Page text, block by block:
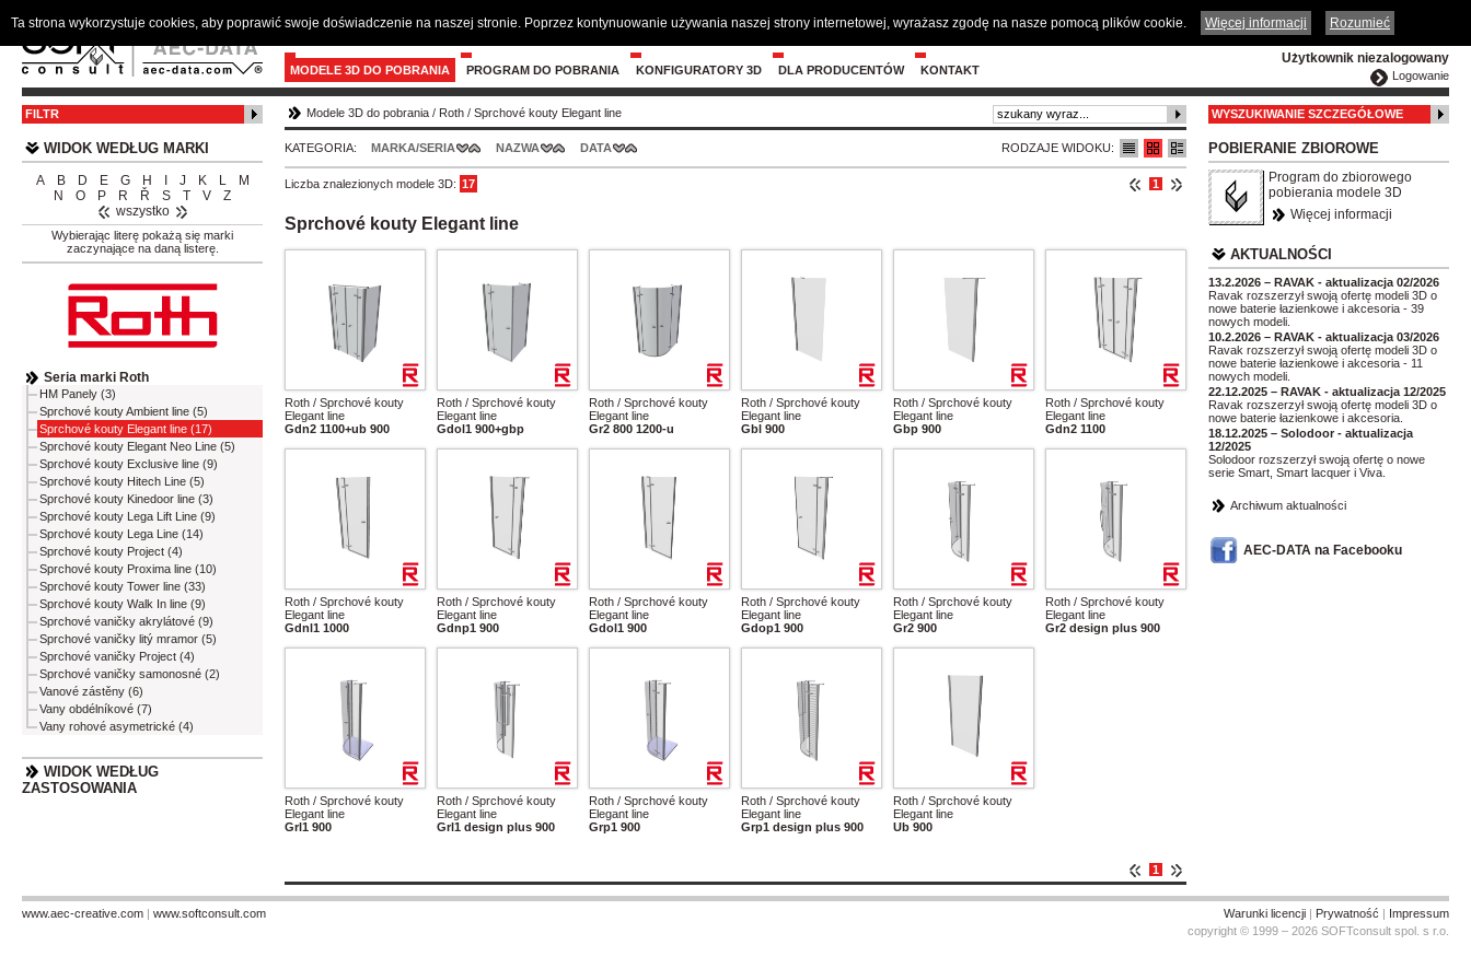
ČESKY ENGLISH DEUTSCH
Użytkownik niezalogowany
Logowanie
MODELE 3D DO POBRANIA PROGRAM DO POBRANIA KONFIGURATORY 3D DLA PRODUCENTÓW KONTAKT
FILTR
WIDOK WEDŁUG MARKI
A B D E G H J K L
M
N
O P R Ř S T V
Z
wszystko
Wybierając literę pokażą się marki
zaczynające na daną listerę.
Seria marki Roth
HM Panely (3)
Sprchové kouty Ambient line (5)
Sprchové kouty Elegant line (17)
Sprchové kouty Elegant Neo Line (5)
Sprchové kouty Exclusive line (9)
Sprchové kouty Hitech Line (5)
Sprchové kouty Kinedoor line (3)
Sprchové kouty Lega Lift Line (9)
Sprchové kouty Lega Line (14)
Sprchové kouty Project (4)
Sprchové kouty Proxima line (10)
Sprchové kouty Tower line (33)
Sprchové kouty Walk In line (9)
Sprchové vaničky akrylátové (9)
Sprchové vaničky litý mramor (5)
Sprchové vaničky Project (4)
Sprchové vaničky samonosné (2)
Vanové zástěny (6)
Vany obdélníkové (7)
Vany rohové asymetrické (4)
WIDOK WEDŁUG
ZASTOSOWANIA
Modele 3D do pobrania / Roth / Sprchové kouty Elegant line
RODZAJE WIDOKU:
KATEGORIA: MARKA/SERIA NAZWA DATA
1
Liczba znalezionych modele 3D: 17
Sprchové kouty Elegant line
Roth / Sprchové kouty
Elegant line
Gdn2 1100+ub 900
Roth / Sprchové kouty
Elegant line
Gdol1 900+gbp
Roth / Sprchové kouty
Elegant line
Gr2 800 1200-u
Roth / Sprchové kouty
Elegant line
Gbl 900
Roth / Sprchové kouty
Elegant line
Gbp 900
Roth / Sprchové kouty
Elegant line
Gdn2 1100
Roth / Sprchové kouty
Elegant line
Gdnl1 1000
Roth / Sprchové kouty
Elegant line
Gdnp1 900
Roth / Sprchové kouty
Elegant line
Gdol1 900
Roth / Sprchové kouty
Elegant line
Gdop1 900
Roth / Sprchové kouty
Elegant line
Gr2 900
Roth / Sprchové kouty
Elegant line
Gr2 design plus 900
Roth / Sprchové kouty
Elegant line
Grl1 900
Roth / Sprchové kouty
Elegant line
Grl1 design plus 900
Roth / Sprchové kouty
Elegant line
Grp1 900
Roth / Sprchové kouty
Elegant line
Grp1 design plus 900
Roth / Sprchové kouty
Elegant line
Ub 900
1
WYSZUKIWANIE SZCZEGÓŁOWE
POBIERANIE ZBIOROWE
Program do zbiorowego
pobierania modele 3D
Więcej informacji
AKTUALNOŚCI
13.2.2026 – RAVAK - aktualizacja 02/2026
Ravak rozszerzył swoją ofertę modeli 3D o
nowe baterie łazienkowe i akcesoria - 39
nowych modeli.
10.2.2026 – RAVAK - aktualizacja 03/2026
Ravak rozszerzył swoją ofertę modeli 3D o
nowe baterie łazienkowe i akcesoria - 11
nowych modeli.
22.12.2025 – RAVAK - aktualizacja 12/2025
Ravak rozszerzył swoją ofertę modeli 3D o
nowe baterie łazienkowe i akcesoria.
18.12.2025 – Solodoor - aktualizacja
12/2025
Solodoor rozszerzył swoją ofertę o nowe
serie Smart, Smart lacquer i Viva.
Archiwum aktualności
AEC-DATA na Facebooku
Warunki licencji | Prywatność | Impressum
copyright © 1999 – 2026 SOFTconsult spol. s r.o.
www.aec-creative.com | www.softconsult.com
Ta strona wykorzystuje cookies, aby poprawić swoje doświadczenie na naszej stronie. Poprzez kontynuowanie używania naszej strony internetowej, wyrażasz zgodę na nasze pomocą plików cookie. Więcej informacji Rozumieć